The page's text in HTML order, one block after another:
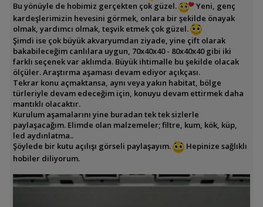
Bu yönüyle de hobimiz gerçekten çok güzel.
Yeni, genç
kardeşlerimizin hevesini görmek, onlara bir şekilde önayak
olmak, yardımcı olmak, teşvik etmek çok güzel.
Şimdi ise çok büyük akvaryumdan ziyade, yine çift olarak
bakabileceğim canlılara uygun, 70x40x40 - 80x40x40 gibi iki
farklı seçenek var aklımda. Büyük ihtimalle bu şekilde olacak
ölçüler. Araştırma aşaması devam ediyor açıkçası.
Tekrar konu açmaktansa, aynı veya yakın habitat, bölge
türleriyle devam edeceğim için, konuyu devam ettirmek daha
mantıklı olacaktır.
Kurulum aşamalarını yine buradan tek tek sizlerle
paylaşacağım. Elimde olan malzemeler; filtre, kum, kök, küp,
led aydınlatma..
Şöylede bir kutu açılışı görseli paylaşayım.
Hepinize sağlıklı
hobiler diliyorum.